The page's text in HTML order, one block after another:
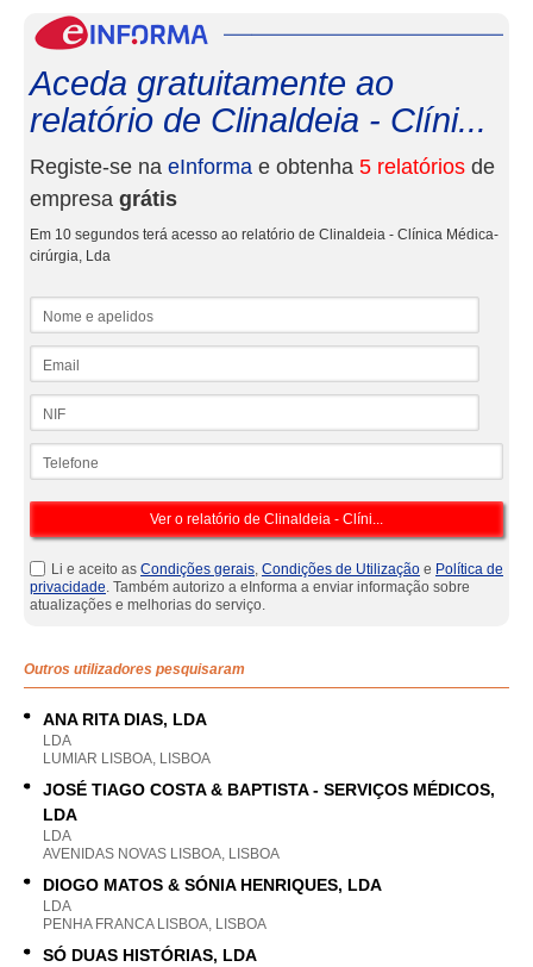
Aceda gratuitamente ao
relatório de Clinaldeia - Clíni...
Registe-se na eInforma e obtenha 5 relatórios de
empresa grátis
Em 10 segundos terá acesso ao relatório de Clinaldeia - Clínica Médica-
cirúrgia, Lda
Li e aceito as Condições gerais, Condições de Utilização e Política de
privacidade. Também autorizo a eInforma a enviar informação sobre
atualizações e melhorias do serviço.
Outros utilizadores pesquisaram
ANA RITA DIAS, LDA
LDA
LUMIAR LISBOA, LISBOA
JOSÉ TIAGO COSTA & BAPTISTA - SERVIÇOS MÉDICOS,
LDA
LDA
AVENIDAS NOVAS LISBOA, LISBOA
DIOGO MATOS & SÓNIA HENRIQUES, LDA
LDA
PENHA FRANCA LISBOA, LISBOA
SÓ DUAS HISTÓRIAS, LDA